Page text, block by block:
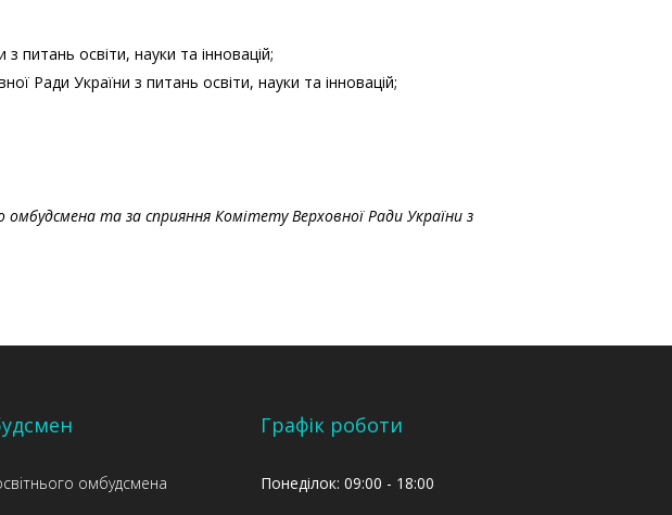
питань освіти, науки та інновацій;
Ради України з питань освіти, науки та інновацій;
омбудсмена та за сприяння Комітету Верховної Ради України з
омбудсмена
Графік роботи
Понеділок: 09:00 - 18:00